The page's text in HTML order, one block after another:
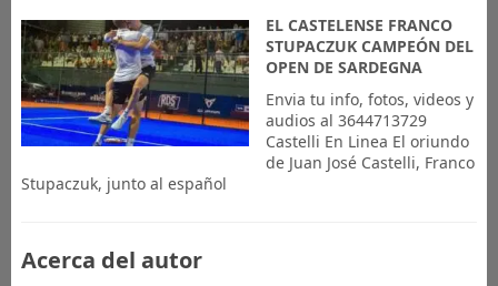
EL CASTELENSE FRANCO
STUPACZUK CAMPEÓN DEL
OPEN DE SARDEGNA
Envia tu info, fotos, videos y
audios al 3644713729
Castelli En Linea El oriundo
de Juan José Castelli, Franco
Stupaczuk, junto al español
Acerca del autor